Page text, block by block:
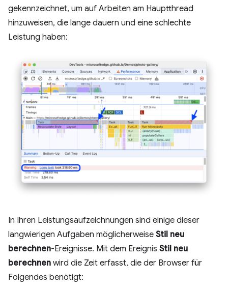
gekennzeichnet, um auf Arbeiten am Hauptthread
hinzuweisen, die lange dauern und eine schlechte
Leistung haben:
In Ihren Leistungsaufzeichnungen sind einige dieser
langwierigen Aufgaben möglicherweise Stil neu
berechnen-Ereignisse. Mit dem Ereignis Stil neu
berechnen wird die Zeit erfasst, die der Browser für
Folgendes benötigt: